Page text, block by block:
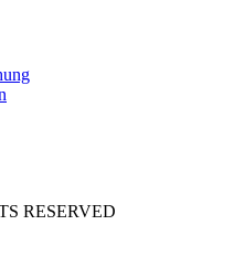
RESERVED